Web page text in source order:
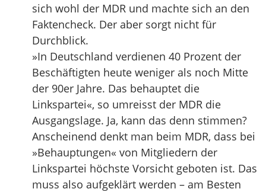
sich wohl der MDR und machte sich an den
Faktencheck. Der aber sorgt nicht für
Durchblick.
»In Deutschland verdienen 40 Prozent der
Beschäftigten heute weniger als noch Mitte
der 90er Jahre. Das behauptet die
Linkspartei«, so umreisst der MDR die
Ausgangslage. Ja, kann das denn stimmen?
Anscheinend denkt man beim MDR, dass bei
»Behauptungen« von Mitgliedern der
Linkspartei höchste Vorsicht geboten ist. Das
muss also aufgeklärt werden – am Besten